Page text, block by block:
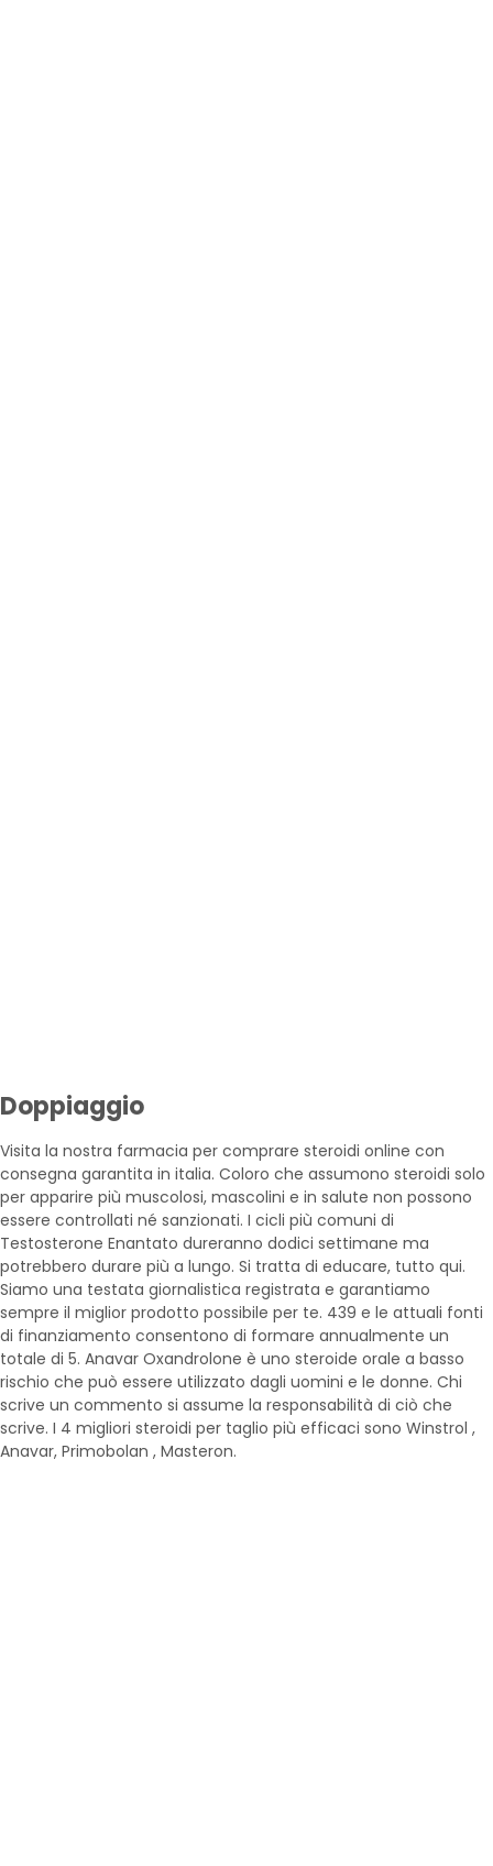
Doppiaggio
Visita la nostra farmacia per comprare steroidi online con
consegna garantita in italia. Coloro che assumono steroidi solo
per apparire più muscolosi, mascolini e in salute non possono
essere controllati né sanzionati. I cicli più comuni di
Testosterone Enantato dureranno dodici settimane ma
potrebbero durare più a lungo. Si tratta di educare, tutto qui.
Siamo una testata giornalistica registrata e garantiamo
sempre il miglior prodotto possibile per te. 439 e le attuali fonti
di finanziamento consentono di formare annualmente un
totale di 5. Anavar Oxandrolone è uno steroide orale a basso
rischio che può essere utilizzato dagli uomini e le donne. Chi
scrive un commento si assume la responsabilità di ciò che
scrive. I 4 migliori steroidi per taglio più efficaci sono Winstrol ,
Anavar, Primobolan , Masteron.